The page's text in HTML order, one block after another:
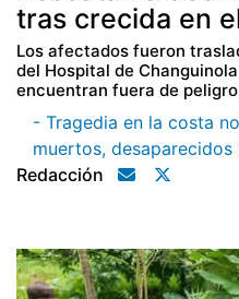
tras crecida en
Los afectados fueron
del Hospital de
encuentran fuera de
- Tragedia en la costa
muertos,
Redacción